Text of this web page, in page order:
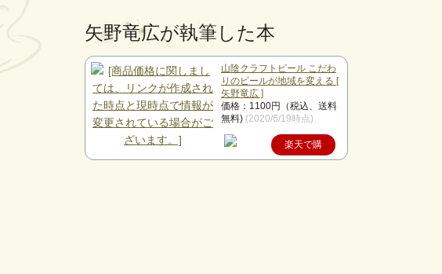
矢野竜広が執筆した本
山陰クラフトビール こだわ
りのビールが地域を変える [
矢野竜広 ]
価格：1100円（税込、送料
無料) (2020/6/19時点)
楽天で購